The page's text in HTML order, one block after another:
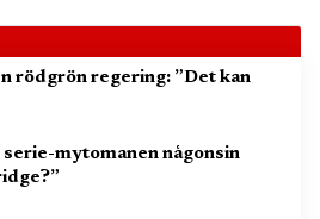
rödgrön regering: ”Det kan
mytomanen någonsin